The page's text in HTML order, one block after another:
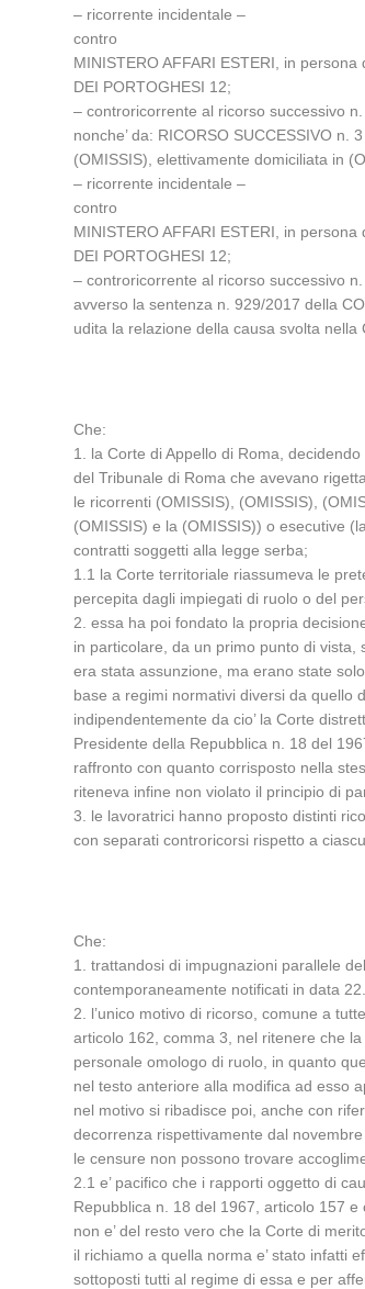
– ricorrente incidentale –
contro
MINISTERO AFFARI ESTERI, in
DEI PORTOGHESI 12;
– controricorrente al ricorso successivo
nonche’ da: RICORSO SUCCESSIVO n. 3
(OMISSIS), elettivamente domiciliata in
– ricorrente incidentale –
contro
MINISTERO AFFARI ESTERI, in
DEI PORTOGHESI 12;
– controricorrente al ricorso successivo
avverso la sentenza n. 929/2017 della
udita la relazione della causa svolta nella
Che:
1. la Corte di Appello di Roma,
del Tribunale di Roma che avevano
le ricorrenti (OMISSIS), (OMISSIS),
(OMISSIS) e la (OMISSIS)) o esecutive
contratti soggetti alla legge serba;
1.1 la Corte territoriale riassumeva le
percepita dagli impiegati di ruolo o del
2. essa ha poi fondato la propria
in particolare, da un primo punto di
era stata assunzione, ma erano state
base a regimi normativi diversi da quello
indipendentemente da cio’ la Corte
Presidente della Repubblica n. 18 del
raffronto con quanto corrisposto nella
riteneva infine non violato il principio di
3. le lavoratrici hanno proposto distinti
con separati controricorsi rispetto a
Che:
1. trattandosi di impugnazioni parallele
contemporaneamente notificati in data
2. l’unico motivo di ricorso, comune a
articolo 162, comma 3, nel ritenere che
personale omologo di ruolo, in quanto
nel testo anteriore alla modifica ad esso
nel motivo si ribadisce poi, anche con
decorrenza rispettivamente dal
le censure non possono trovare
2.1 e’ pacifico che i rapporti oggetto di
Repubblica n. 18 del 1967, articolo 157
non e’ del resto vero che la Corte di
il richiamo a quella norma e’ stato infatti
sottoposti tutti al regime di essa e per